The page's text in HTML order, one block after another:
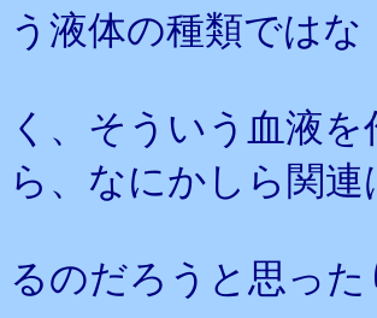
う液体の種類ではな
く、そういう血液
ら、なにかしら関連
るのだろうと思っ